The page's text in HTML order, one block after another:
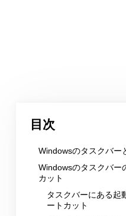
目次
Windowsのタスクバー
Windowsのタスクバー
カット
タスクバーにある起
ートカット